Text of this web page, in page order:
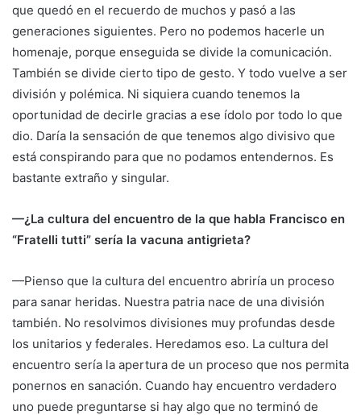
que quedó en el recuerdo de muchos y pasó a las
generaciones siguientes. Pero no podemos hacerle un
homenaje, porque enseguida se divide la comunicación.
También se divide cierto tipo de gesto. Y todo vuelve a ser
división y polémica. Ni siquiera cuando tenemos la
oportunidad de decirle gracias a ese ídolo por todo lo que
dio. Daría la sensación de que tenemos algo divisivo que
está conspirando para que no podamos entendernos. Es
bastante extraño y singular.
—¿La cultura del encuentro de la que habla Francisco en
“Fratelli tutti” sería la vacuna antigrieta?
—Pienso que la cultura del encuentro abriría un proceso
para sanar heridas. Nuestra patria nace de una división
también. No resolvimos divisiones muy profundas desde
los unitarios y federales. Heredamos eso. La cultura del
encuentro sería la apertura de un proceso que nos permita
ponernos en sanación. Cuando hay encuentro verdadero
uno puede preguntarse si hay algo que no terminó de